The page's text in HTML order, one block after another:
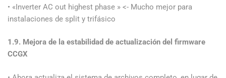
• «Inverter AC out highest phase » <- Mucho mejor para
instalaciones de split y trifásico
1.9. Mejora de la estabilidad de actualización del firmware
CCGX